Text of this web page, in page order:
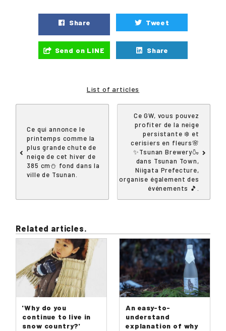
Share Tweet
Send on LINE Share
List of articles
Ce qui annonce le
printemps comme la
plus grande chute de
neige de cet hiver de
385 cm⛄ fond dans la
ville de Tsunan.
Ce GW, vous pouvez
profiter de la neige
persistante ❄️ et
cerisiers en fleurs🌸
✨Tsunan Brewery🍶
dans Tsunan Town,
Niigata Prefecture,
organise également des
événements 🎵.
Related articles.
'Why do you
continue to live in
snow country?'
An easy-to-
understand
explanation of why